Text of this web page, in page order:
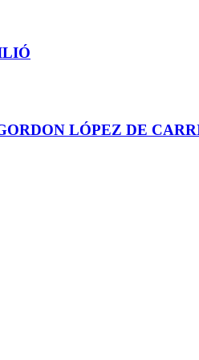
LÓPEZ DE